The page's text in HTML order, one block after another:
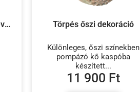
Nefelejcs beszúrós fülbevaló Törpés őszi dekoráció
11 900 Ft
Különleges, őszi színekben
pompázó kő kaspóba
készített...